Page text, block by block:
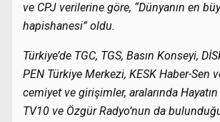
ve CPJ verilerine göre, “Dünyanın en
hapishanesi” oldu.
Türkiye’de TGC, TGS, Basın Konseyi,
PEN Türkiye Merkezi, KESK Haber-Sen
cemiyet ve girişimler, aralarında Hayatın
TV10 ve Özgür Radyo’nun da